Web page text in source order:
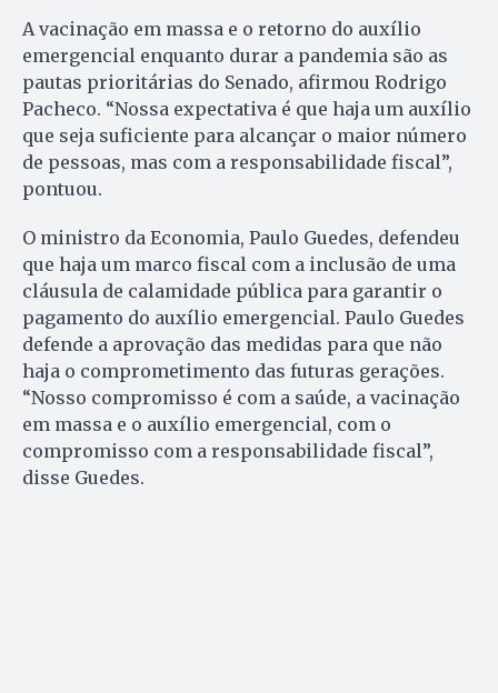
A vacinação em massa e o retorno do auxílio
emergencial enquanto durar a pandemia são as
pautas prioritárias do Senado, afirmou Rodrigo
Pacheco. “Nossa expectativa é que haja um auxílio
que seja suficiente para alcançar o maior número
de pessoas, mas com a responsabilidade fiscal”,
pontuou.
O ministro da Economia, Paulo Guedes, defendeu
que haja um marco fiscal com a inclusão de uma
cláusula de calamidade pública para garantir o
pagamento do auxílio emergencial. Paulo Guedes
defende a aprovação das medidas para que não
haja o comprometimento das futuras gerações.
“Nosso compromisso é com a saúde, a vacinação
em massa e o auxílio emergencial, com o
compromisso com a responsabilidade fiscal”,
disse Guedes.